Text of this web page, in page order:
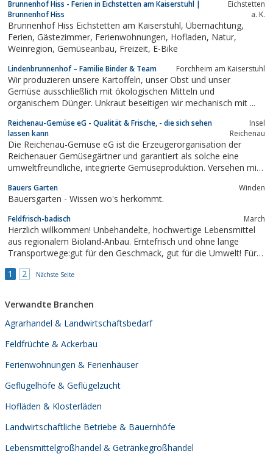
Brunnenhof Hiss - Ferien in Eichstetten am Kaiserstuhl |
Brunnenhof Hiss
Eichstetten
a. K.
Brunnenhof Hiss Eichstetten am Kaiserstuhl, Übernachtung,
Ferien, Gästezimmer, Ferienwohnungen, Hofladen, Natur,
Weinregion, Gemüseanbau, Freizeit, E-Bike
Lindenbrunnenhof – Familie Binder & Team Forchheim am Kaiserstuhl
Wir produzieren unsere Kartoffeln, unser Obst und unser
Gemüse ausschließlich mit ökologischen Mitteln und
organischem Dünger. Unkraut beseitigen wir mechanisch mit ...
Reichenau-Gemüse eG - Qualität & Frische, - die sich sehen
lassen kann
Insel
Reichenau
Die Reichenau-Gemüse eG ist die Erzeugerorganisation der
Reichenauer Gemüsegärtner und garantiert als solche eine
umweltfreundliche, integrierte Gemüseproduktion. Versehen mit
unter dem Motto „täglich frisch von der Gemüseinsel“ seit März
2006 vollständig über...
Bauers Garten Winden
Bauersgarten - Wissen wo's herkommt.
Feldfrisch-badisch March
Herzlich willkommen! Unbehandelte, hochwertige Lebensmittel
aus regionalem Bioland-Anbau. Erntefrisch und ohne lange
Transportwege:gut für den Geschmack, gut für die Umwelt! Für
1 2 Nächste Seite
Verwandte Branchen
Agrarhandel & Landwirtschaftsbedarf
Feldfrüchte & Ackerbau
Ferienwohnungen & Ferienhäuser
Geflügelhöfe & Geflügelzucht
Hofläden & Klosterläden
Landwirtschaftliche Betriebe & Bauernhöfe
Lebensmittelgroßhandel & Getränkegroßhandel